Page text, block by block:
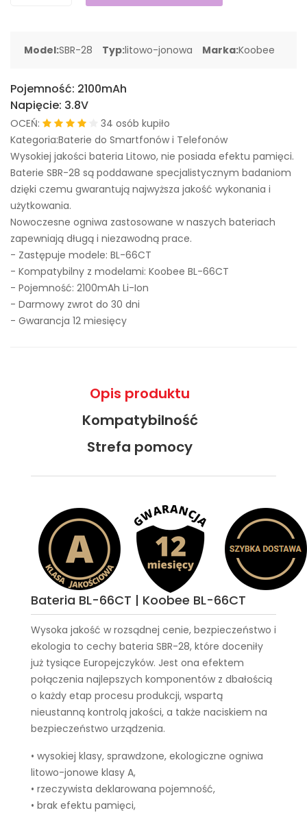
Model:SBR-28 Typ:litowo-jonowa Marka:Koobee
Pojemność: 2100mAh
Napięcie: 3.8V
OCEŃ:
34 osób kupiło
Kategoria:Baterie do Smartfonów i Telefonów
Wysokiej jakości bateria Litowo, nie posiada efektu pamięci.
Baterie SBR-28 są poddawane specjalistycznym badaniom
dzięki czemu gwarantują najwyższa jakość wykonania i
użytkowania.
Nowoczesne ogniwa zastosowane w naszych bateriach
zapewniają długą i niezawodną prace.
- Zastępuje modele: BL-66CT
- Kompatybilny z modelami: Koobee BL-66CT
- Pojemność: 2100mAh Li-Ion
- Darmowy zwrot do 30 dni
- Gwarancja 12 miesięcy
Opis produktu
Kompatybilność
Strefa pomocy
Bateria BL-66CT | Koobee BL-66CT
Wysoka jakość w rozsądnej cenie, bezpieczeństwo i
ekologia to cechy bateria SBR-28, które doceniły
już tysiące Europejczyków. Jest ona efektem
połączenia najlepszych komponentów z dbałością
o każdy etap procesu produkcji, wspartą
nieustanną kontrolą jakości, a także naciskiem na
bezpieczeństwo urządzenia.
• wysokiej klasy, sprawdzone, ekologiczne ogniwa
litowo-jonowe klasy A,
• rzeczywista deklarowana pojemność,
• brak efektu pamięci,